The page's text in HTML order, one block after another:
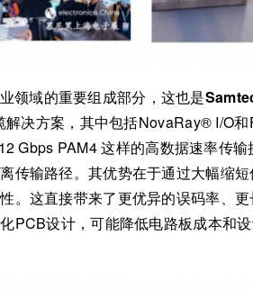
领域的重要组成部分，这也是
决方案，其中包括NovaRay® I/O
Gbps PAM4 这样的高数据速率传
传输路径。其优势在于通过大幅缩
。这直接带来了更优异的误码率、
PCB设计，可能降低电路板成本和